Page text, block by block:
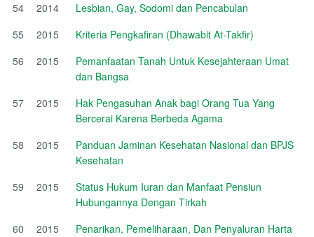
54
2014
Lesbian, Gay, Sodomi dan Pencabulan
55
2015
Kriteria Pengkafiran (Dhawabit At-Takfir)
56
2015
Pemanfaatan Tanah Untuk Kesejahteraan Umat
dan Bangsa
57
2015
Hak Pengasuhan Anak bagi Orang Tua Yang
Bercerai Karena Berbeda Agama
58
2015
Panduan Jaminan Kesehatan Nasional dan BPJS
Kesehatan
59
2015
Status Hukum Iuran dan Manfaat Pensiun
Hubungannya Dengan Tirkah
60
2015
Penarikan, Pemeliharaan, Dan Penyaluran Harta